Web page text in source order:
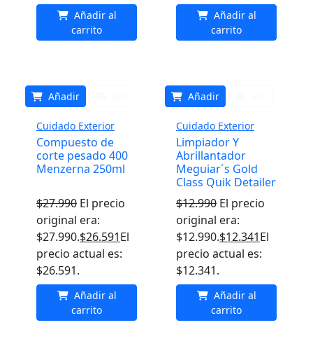
Añadir al
carrito
Añadir al
carrito
Añadir
Cuidado Exterior
Compuesto de
corte pesado 400
Menzerna 250ml
$27.990 El precio
original era:
$27.990.$26.591El
precio actual es:
$26.591.
Añadir al
carrito
Añadir
Cuidado Exterior
Limpiador Y
Abrillantador
Meguiar´s Gold
Class Quik Detailer
$12.990 El precio
original era:
$12.990.$12.341El
precio actual es:
$12.341.
Añadir al
carrito